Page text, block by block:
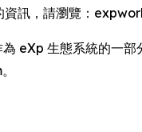
資訊，請瀏覽：
eXp 生態系統的一